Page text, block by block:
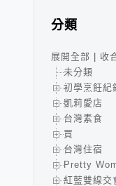
分類
展開全部
收
未分類
初學烹飪紀
凱莉愛店
台灣素食
買
台灣住宿
Pretty
紅藍雙線交